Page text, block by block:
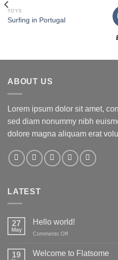
TOYS
Surfing in Portugal
ABOUT US
Lorem ipsum dolor sit amet,
sed diam nonummy nibh
dolore magna aliquam erat
LATEST
27
May
Hello world!
Comments Offon
world!
19 Welcome to Flatsome